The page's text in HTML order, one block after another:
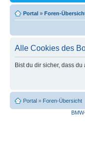
Portal » Foren-
Alle Cookies des
Bist du dir sicher, dass
Portal » Foren-Übersicht